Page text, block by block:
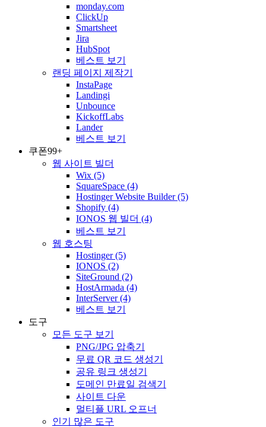
monday.com
ClickUp
Smartsheet
Jira
HubSpot
베스트 보기
랜딩 페이지 제작기
InstaPage
Landingi
Unbounce
KickoffLabs
Lander
베스트 보기
쿠폰99+
웹 사이트 빌더
Wix (5)
SquareSpace (4)
Hostinger Website Builder(5)
Shopify (4)
IONOS 웹 빌더 (4)
베스트 보기
웹 호스팅
Hostinger(5)
IONOS (2)
SiteGround (2)
HostArmada (4)
InterServer(4)
베스트 보기
도구
모든 도구 보기
PNG/JPG 압축기
무료 QR 코드 생성기
공유 링크 생성기
도메인 만료일 검색기
사이트 다운
멀티플 URL 오프너
인기 많은 도구